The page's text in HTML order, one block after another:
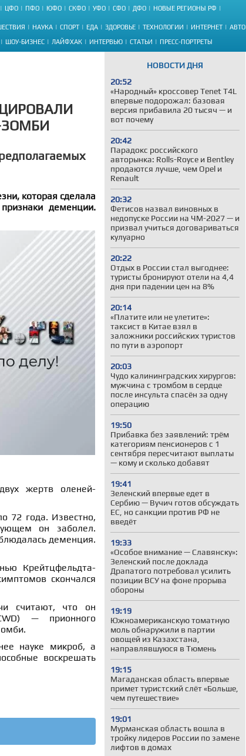
ЦФО ПФО ЮФО СКФО УФО СФО ДФО НОВЫЕ РЕГИОНЫ РФ
НАУКА СПОРТ ЕДА ЗДОРОВЬЕ ТЕХНОЛОГИИ ИНТЕРНЕТ АВТО
ШОУ-БИЗНЕС ЛАЙФХАК ИНТЕРВЬЮ СТАТЬИ ПРЕСС-ПОРТРЕТЫ
НОВОСТИ ДНЯ
20:52
«Народный» кроссовер Tenet T4L
впервые подорожал: базовая
версия прибавила 20 тысяч — и
вот почему
20:42
Парадокс российского
авторынка: Rolls-Royce и Bentley
продаются лучше, чем Opel и
Renault
20:32
Фетисов назвал виновных в
недопуске России на ЧМ-2027 — и
призвал учиться договариваться
кулуарно
20:22
Отдых в России стал выгоднее:
туристы бронируют отели на 4,4
дня при падении цен на 8%
20:14
«Платите или не улетите»:
таксист в Китае взял в
заложники российских туристов
по пути в аэропорт
20:03
Чудо калининградских хирургов:
мужчина с тромбом в сердце
после инсульта спасён за одну
операцию
19:50
Прибавка без заявлений: трём
категориям пенсионеров с 1
сентября пересчитают выплаты
— кому и сколько добавят
19:41
Зеленский впервые едет в
Сербию — Вучич готов обсуждать
ЕС, но санкции против РФ не
введёт
19:33
«Особое внимание — Славянску»:
Зеленский после доклада
Драпатого потребовал усилить
позиции ВСУ на фоне прорыва
обороны
19:19
Южноамериканскую томатную
моль обнаружили в партии
овощей из Казахстана,
направлявшуюся в Тюмень
19:15
Магаданская область впервые
примет туристский слёт «Больше,
чем путешествие»
19:01
Мурманская область вошла в
тройку лидеров России по замене
лифтов в домах
которая сделала
деменции.
жертв оленей-
72 года. Известно,
он заболел.
деменция.
Крейтцфельдта-
скончался
считают, что он
— прионного
науке микроб, а
воскрешать